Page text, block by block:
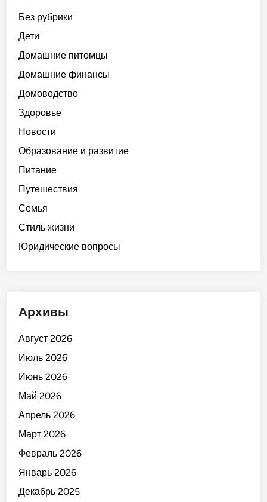
Без рубрики
Дети
Домашние питомцы
Домашние финансы
Домоводство
Здоровье
Новости
Образование и развитие
Питание
Путешествия
Семья
Стиль жизни
Юридические вопросы
Архивы
Август 2026
Июль 2026
Июнь 2026
Май 2026
Апрель 2026
Март 2026
Февраль 2026
Январь 2026
Декабрь 2025